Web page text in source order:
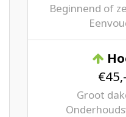
Beginnend of
Groot